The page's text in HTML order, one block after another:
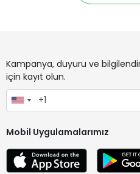
Kampanya, duyuru ve
için kayıt olun.
Mobil Uygulamalarımız